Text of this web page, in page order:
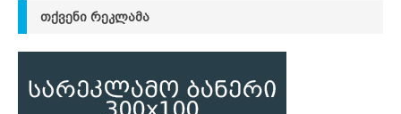
ᲗᲥᲕᲔᲜᲘ ᲠᲔᲙᲚᲐᲛᲐ